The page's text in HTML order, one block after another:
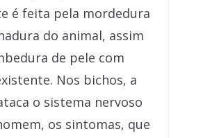
é feita pela mordedura
do animal, assim
de pele com
Nos bichos, a
o sistema nervoso
os sintomas, que